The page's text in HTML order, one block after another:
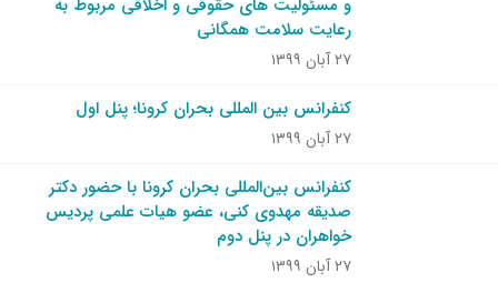
و مسئولیت های حقوقی و اخلاقی مربوط به
رعایت سلامت همگانی
۲۷ آبان ۱۳۹۹
کنفرانس بین المللی بحران کرونا؛ پنل اول
۲۷ آبان ۱۳۹۹
کنفرانس بین‌المللی بحران کرونا با حضور دکتر
صدیقه مهدوی کنی، عضو هیات علمی پردیس
خواهران در پنل دوم
۲۷ آبان ۱۳۹۹